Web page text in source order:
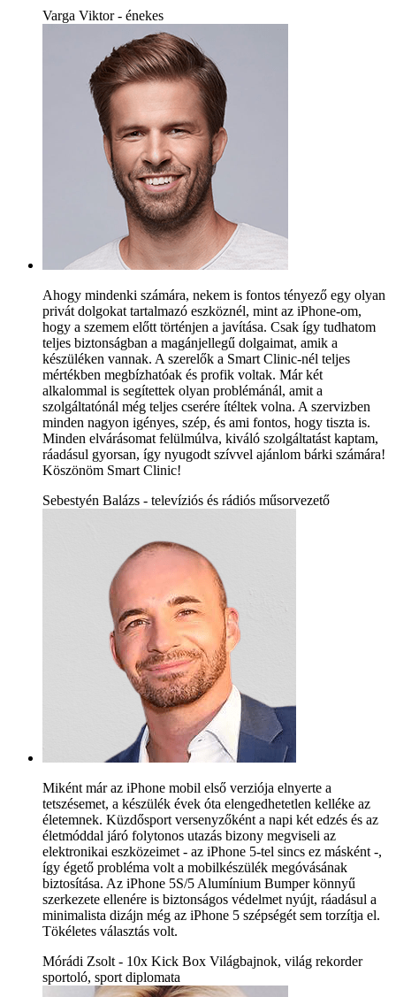
Varga Viktor - énekes
Ahogy mindenki számára, nekem is fontos tényező egy olyan
privát dolgokat tartalmazó eszköznél, mint az iPhone-om,
hogy a szemem előtt történjen a javítása. Csak így tudhatom
teljes biztonságban a magánjellegű dolgaimat, amik a
készüléken vannak. A szerelők a Smart Clinic-nél teljes
mértékben megbízhatóak és profik voltak. Már két
alkalommal is segítettek olyan problémánál, amit a
szolgáltatónál még teljes cserére ítéltek volna. A szervizben
minden nagyon igényes, szép, és ami fontos, hogy tiszta is.
Minden elvárásomat felülmúlva, kiváló szolgáltatást kaptam,
ráadásul gyorsan, így nyugodt szívvel ajánlom bárki számára!
Köszönöm Smart Clinic!
Sebestyén Balázs - televíziós és rádiós műsorvezető
Miként már az iPhone mobil első verziója elnyerte a
tetszésemet, a készülék évek óta elengedhetetlen kelléke az
életemnek. Küzdősport versenyzőként a napi két edzés és az
életmóddal járó folytonos utazás bizony megviseli az
elektronikai eszközeimet - az iPhone 5-tel sincs ez másként -,
így égető probléma volt a mobilkészülék megóvásának
biztosítása. Az iPhone 5S/5 Alumínium Bumper könnyű
szerkezete ellenére is biztonságos védelmet nyújt, ráadásul a
minimalista dizájn még az iPhone 5 szépségét sem torzítja el.
Tökéletes választás volt.
Mórádi Zsolt - 10x Kick Box Világbajnok, világ rekorder
sportoló, sport diplomata